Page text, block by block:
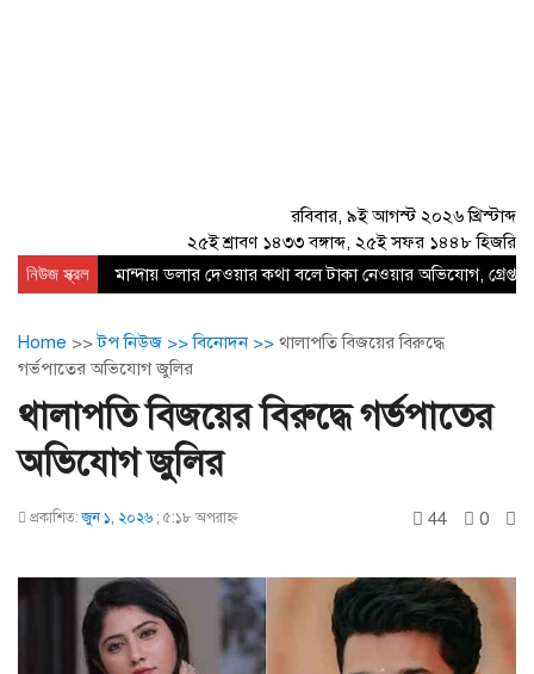
রবিবার, ৯ই আগস্ট ২০২৬ খ্রিস্টাব্দ
২৫ই শ্রাবণ ১৪৩৩ বঙ্গাব্দ, ২৫ই সফর ১৪৪৮ হিজরি
নিউজ স্ক্রল মান্দায় ডলার দেওয়ার কথা বলে টাকা নেওয়ার অভিযোগ,
Home >>টপ নিউজ >>বিনোদন >> থালাপতি বিজয়ের বিরুদ্ধে
গর্ভপাতের অভিযোগ জুলির
থালাপতি বিজয়ের বিরুদ্ধে গর্ভপাতের
অভিযোগ জুলির
প্রকাশিত:জুন ১, ২০২৬ ; ৫:১৮ অপরাহ্ণ 44 0